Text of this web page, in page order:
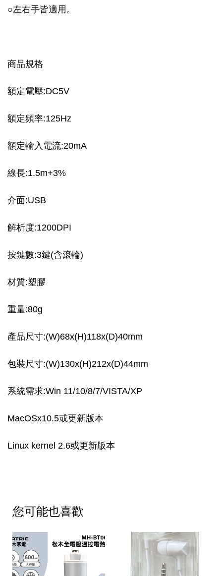
○左右手皆適用。
商品規格
額定電壓:DC5V
額定頻率:125Hz
額定輸入電流:20mA
線長:1.5m+3%
介面:USB
解析度:1200DPI
按鍵數:3鍵(含滾輪)
材質:塑膠
重量:80g
產品尺寸:(W)68x(H)118x(D)40mm
包裝尺寸:(W)130x(H)212x(D)44mm
系統需求:Win 11/10/8/7/VISTA/XP
MacOSx10.5或更新版本
Linux kernel 2.6或更新版本
您可能也喜歡